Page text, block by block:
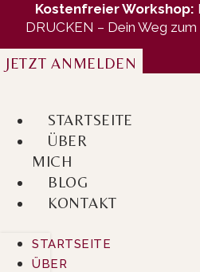
Inhalt
wechseln
Kostenfreier Workshop:
DRUCKEN – Dein Weg
JETZT ANMELDEN
STARTSEITE
ÜBER
MICH
BLOG
KONTAKT
STARTSEITE
ÜBER